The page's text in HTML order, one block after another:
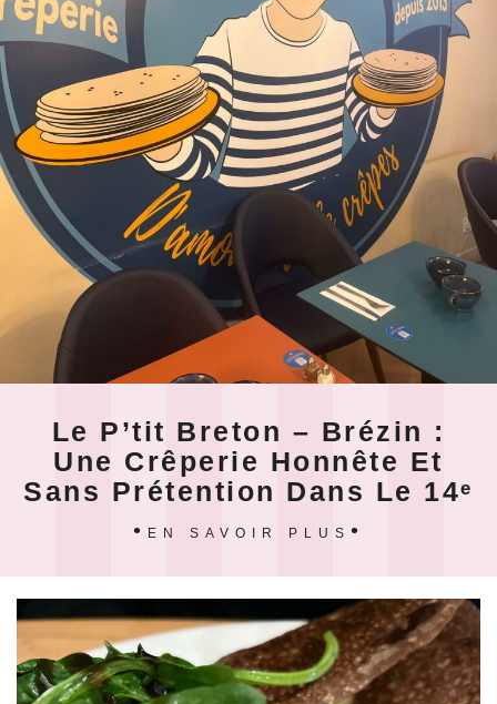
Le P’tit Breton – Brézin :
Une Crêperie Honnête Et
Sans Prétention Dans Le 14ᵉ
EN SAVOIR PLUS